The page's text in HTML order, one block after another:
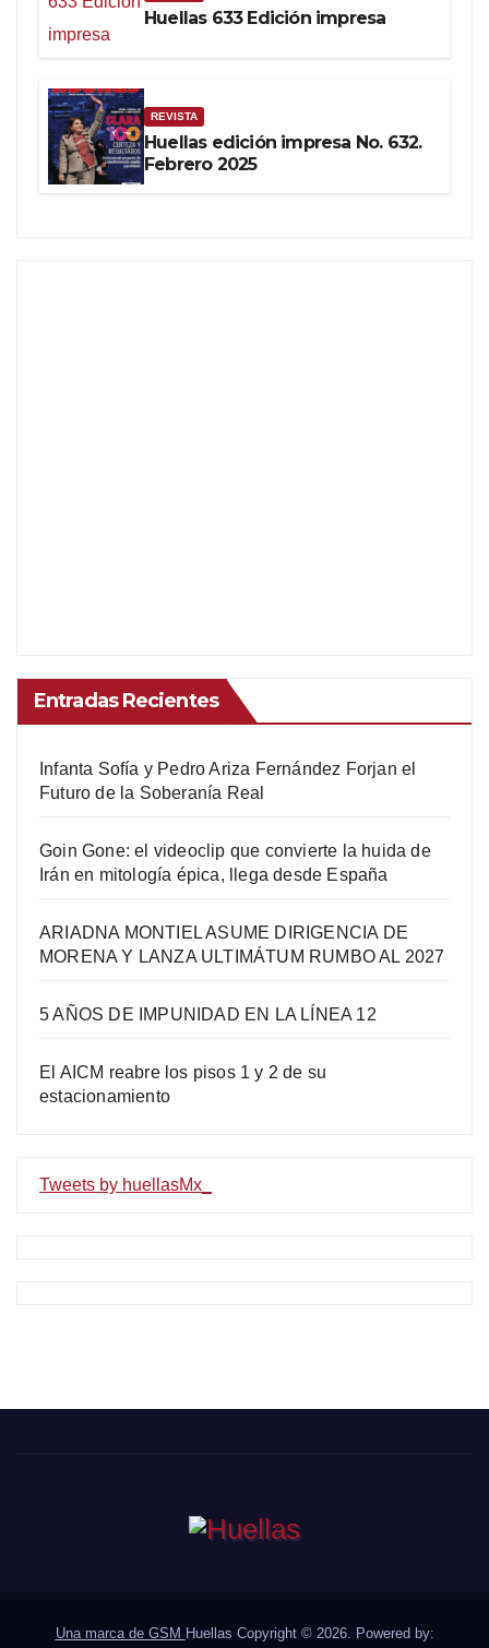
Huellas 633 Edición impresa
REVISTA
Huellas edición impresa No. 632.
Febrero 2025
Entradas Recientes
Infanta Sofía y Pedro Ariza Fernández Forjan el
Futuro de la Soberanía Real
Goin Gone: el videoclip que convierte la huida de
Irán en mitología épica, llega desde España
ARIADNA MONTIEL ASUME DIRIGENCIA DE
MORENA Y LANZA ULTIMÁTUM RUMBO AL 2027
5 AÑOS DE IMPUNIDAD EN LA LÍNEA 12
El AICM reabre los pisos 1 y 2 de su
estacionamiento
Tweets by huellasMx_
Una marca de GSM Huellas Copyright © 2026. Powered by: